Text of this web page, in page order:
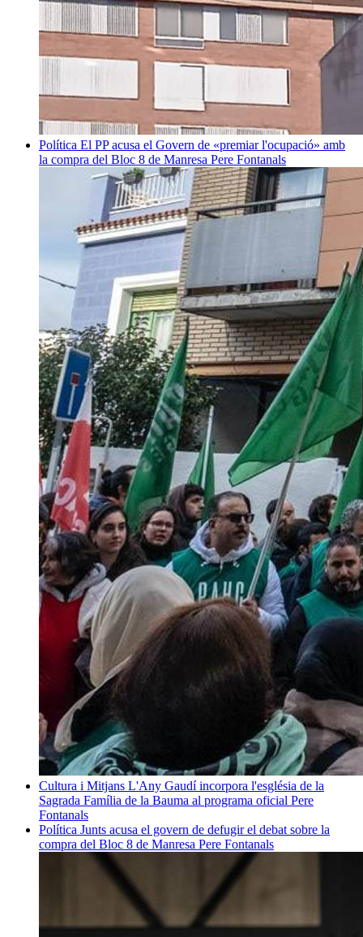
Política El PP acusa el Govern de «premiar l'ocupació» amb
la compra del Bloc 8 de Manresa Pere Fontanals
Cultura i Mitjans L'Any Gaudí incorpora l'església de la
Sagrada Família de la Bauma al programa oficial Pere
Fontanals
Política Junts acusa el govern de defugir el debat sobre la
compra del Bloc 8 de Manresa Pere Fontanals